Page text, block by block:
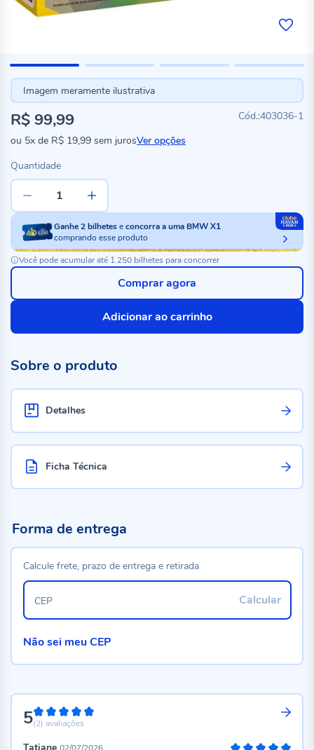
Imagem meramente ilustrativa
403036-1
R$ 99,99
ou 5x de R$ 19,99 sem jurosVer opções
Quantidade
Ganhe2bilheteseconcorra a uma BMW X1
comprando esse produto
Você pode acumular até 1.250 bilhetes para concorrer
Adicionar ao carrinho
Comprar agora
Sobre o produto
Detalhes
Ficha Técnica
5100%
(2) avaliações
Tatiane 02/07/2026
Forma de entrega
Calcule frete, prazo de entrega e retirada
Calcular
CEP
Não sei meu CEP